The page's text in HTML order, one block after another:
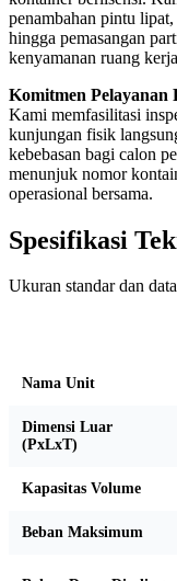
penambahan pintu
hingga pemasangan
kenyamanan ruang
Komitmen Pelayanan
Kami memfasilitasi
kunjungan fisik
kebebasan bagi calon
menunjuk nomor
operasional bersama.
Spesifikasi
Ukuran standar dan
Nama Unit
Dimensi Luar
(PxLxT)
Kapasitas Volume
Beban Maksimum